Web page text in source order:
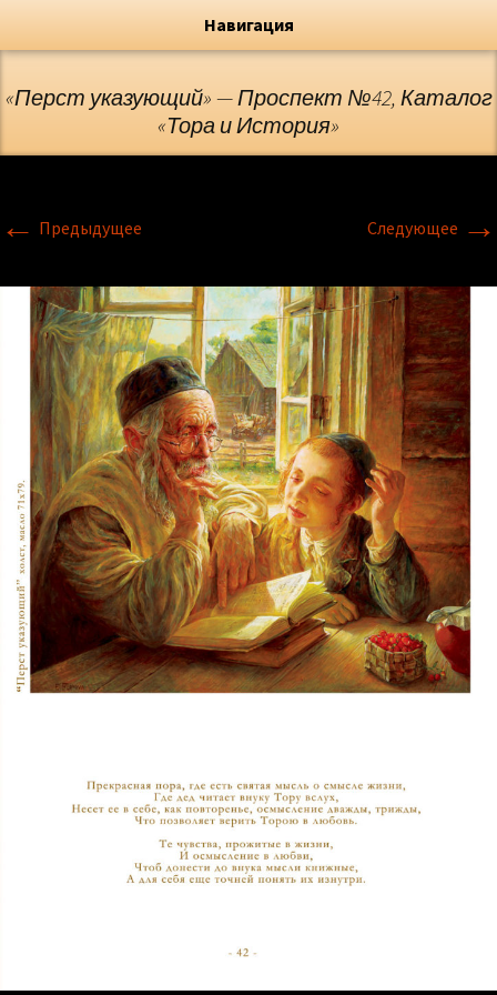
Флёрова Елена Николаевна
Художник, Официальный сайт
Навигация
«Перст указующий» — Проспект №42, Каталог
«Тора и История»
← Предыдущее Следующее →